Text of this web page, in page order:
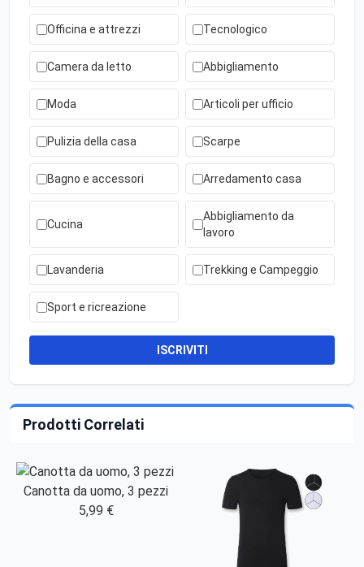
Officina e attrezzi Tecnologico
Camera da letto Abbigliamento
Moda Articoli per ufficio
Pulizia della casa Scarpe
Bagno e accessori Arredamento casa
Cucina
Abbigliamento da
lavoro
Lavanderia Trekking e Campeggio
Sport e ricreazione
ISCRIVITI
Prodotti Correlati
Canotta da uomo, 3 pezzi
5,99 €